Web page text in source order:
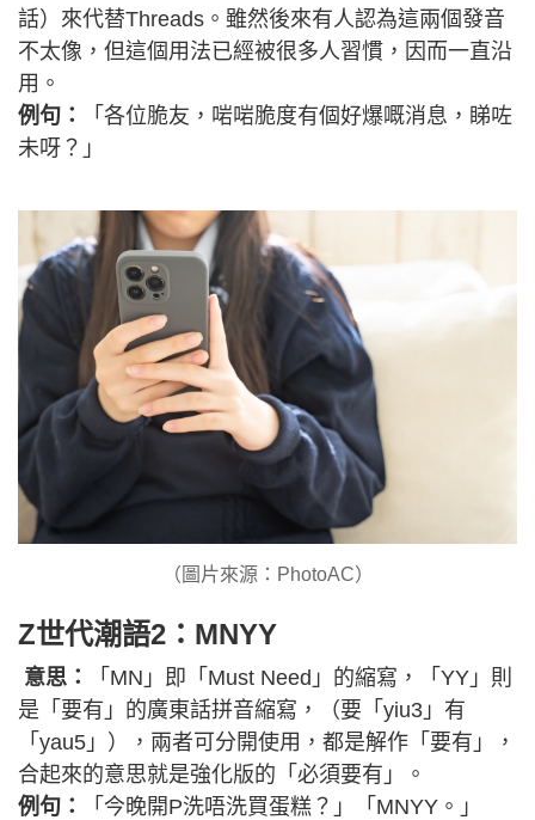
話）來代替Threads。雖然後來有人認為這兩個發音
不太像，但這個用法已經被很多人習慣，因而一直沿
用。
例句：
「各位脆友，啱啱脆度有個好爆嘅消息，睇咗
未呀？」
（圖片來源：PhotoAC）
Z世代潮語2：MNYY
意思：
「MN」即「Must Need」的縮寫，「YY」則
是「要有」的廣東話拼音縮寫，（要「yiu3」有
「yau5」），兩者可分開使用，都是解作「要有」，
合起來的意思就是強化版的「必須要有」。
例句：
「今晚開P洗唔洗買蛋糕？」「MNYY。」